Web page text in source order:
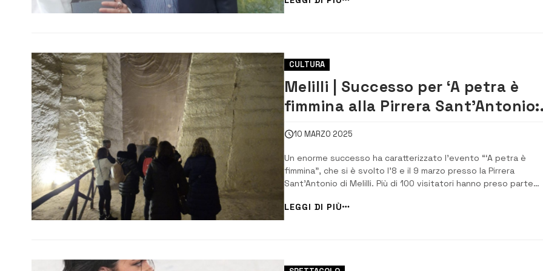
della cerimonia...
CULTURA
Melilli | Successo per ‘A petra è
fimmina alla Pirrera Sant’Antonio:
oltre 100 visitatori e feedback
positivi
10 MARZO 2025
Un enorme successo ha caratterizzato l’evento “‘A petra è
fimmina”, che si è svolto l’8 e il 9 marzo presso la Pirrera
Sant’Antonio di Melilli. Più di 100 visitatori hanno preso parte
un’ampia risonanza mediatica che ha dato visibilità all’ini...
LEGGI DI PIÙ